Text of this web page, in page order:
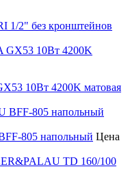
1/2" без кронштейнов
10Вт 4200K матовая
805 напольный Цена